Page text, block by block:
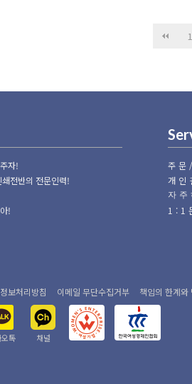
1
자!
전반의 전문인력!
!
주
개인
자
1:1
보처리방침 이메일 무단수집거부 책임의 한계와
톡 채널